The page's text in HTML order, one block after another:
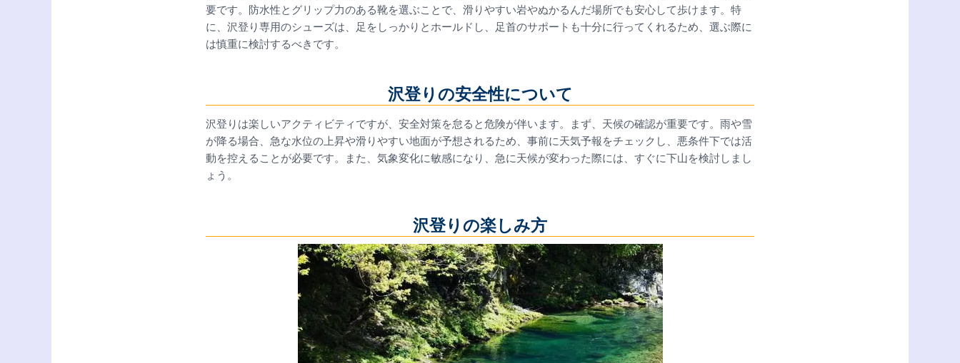
要です。防水性とグリップ力のある靴を選ぶことで、滑りやすい岩やぬかるんだ場所でも安心して歩けます。特
に、沢登り専用のシューズは、足をしっかりとホールドし、足首のサポートも十分に行ってくれるため、選ぶ際に
は慎重に検討するべきです。
沢登りの安全性について
沢登りは楽しいアクティビティですが、安全対策を怠ると危険が伴います。まず、天候の確認が重要です。雨や雪
が降る場合、急な水位の上昇や滑りやすい地面が予想されるため、事前に天気予報をチェックし、悪条件下では活
動を控えることが必要です。また、気象変化に敏感になり、急に天候が変わった際には、すぐに下山を検討しまし
ょう。
沢登りの楽しみ方